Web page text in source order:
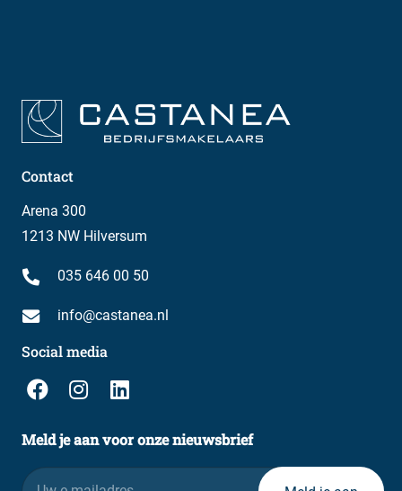
Contact
Arena 300
1213 NW Hilversum
035 646 00 50
info@castanea.nl
Social media
Meld je aan voor onze nieuwsbrief
E-